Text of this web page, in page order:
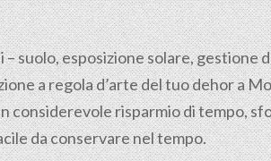
suolo, esposizione solare,
a regola d’arte del tuo dehor a
risparmio di tempo,
da conservare nel tempo.